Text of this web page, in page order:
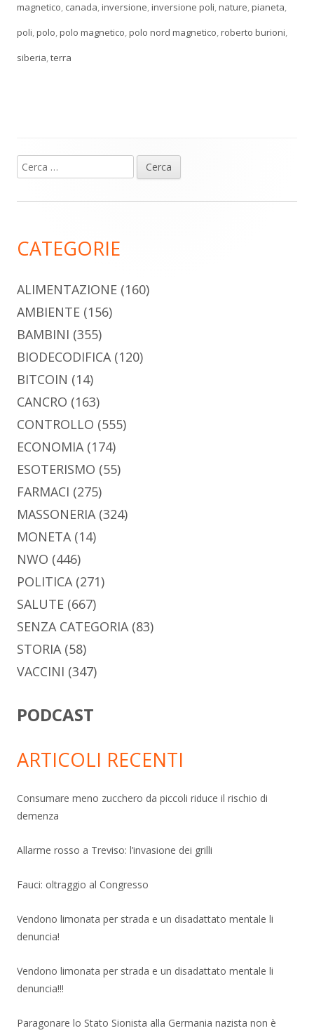
magnetico, canada,inversione,inversione poli,nature,pianeta,
poli,polo,polo magnetico,polo nord magnetico,roberto burioni,
siberia,terra
Barra
laterale
Ricerca
per:
CATEGORIE
ALIMENTAZIONE (160)
AMBIENTE (156)
BAMBINI (355)
BIODECODIFICA (120)
BITCOIN (14)
CANCRO (163)
CONTROLLO (555)
ECONOMIA (174)
ESOTERISMO (55)
FARMACI (275)
MASSONERIA (324)
MONETA (14)
NWO (446)
POLITICA (271)
SALUTE (667)
SENZA CATEGORIA (83)
STORIA (58)
VACCINI (347)
PODCAST
ARTICOLI RECENTI
Consumare meno zucchero da piccoli riduce il rischio di
demenza
Allarme rosso a Treviso: l’invasione dei grilli
Fauci: oltraggio al Congresso
Vendono limonata per strada e un disadattato mentale li
denuncia!
Vendono limonata per strada e un disadattato mentale li
denuncia!!!
Paragonare lo Stato Sionista alla Germania nazista non è